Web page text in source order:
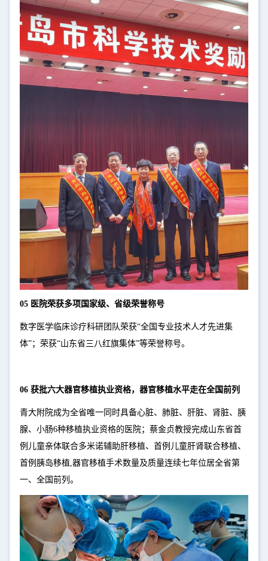
05 医院荣获多项国家级、省级荣誉称号
数字医学临床诊疗科研团队荣获“全国专业技术人才先进集
体”；荣获“山东省三八红旗集体”等荣誉称号。
06 获批六大器官移植执业资格，器官移植水平走在全国前列
青大附院成为全省唯一同时具备心脏、肺脏、肝脏、肾脏、胰
腺、小肠6种移植执业资格的医院；蔡金贞教授完成山东省首
例儿童亲体联合多米诺辅助肝移植、首例儿童肝肾联合移植、
首例胰岛移植,器官移植手术数量及质量连续七年位居全省第
一、全国前列。